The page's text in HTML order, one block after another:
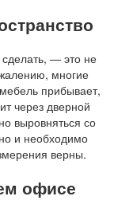
— это не
многие
прибывает,
через дверной
выровняться со
и необходимо
верны.
офисе